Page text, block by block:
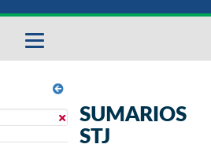
SUMARIOS
STJ